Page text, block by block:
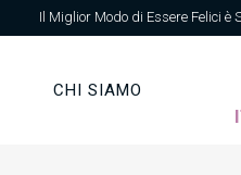
Il Miglior Modo di Essere Felici è
CHI SIAMO